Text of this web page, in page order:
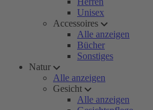
Unisex
Accessoires
Alle anzeigen
Bücher
Sonstiges
Natur
Alle anzeigen
Gesicht
Alle anzeigen